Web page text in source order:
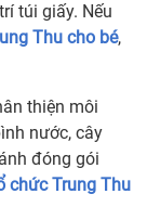
túi giấy. Nếu
Thu cho bé,
thiện môi
nước, cây
đóng gói
chức Trung Thu